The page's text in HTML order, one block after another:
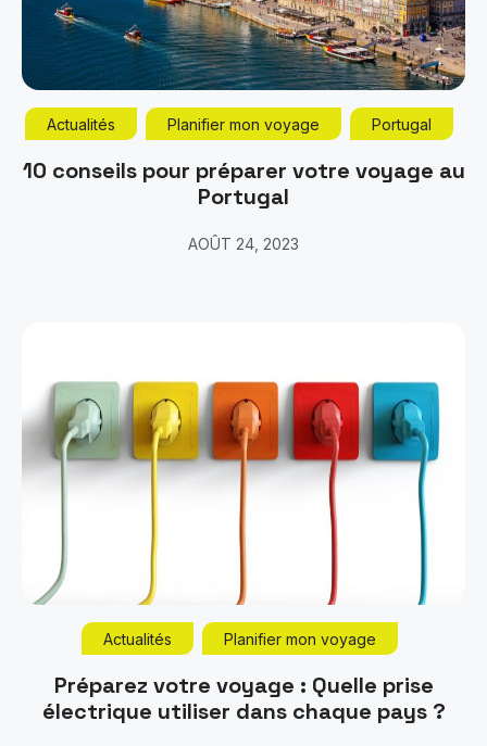
Actualités Planifier mon voyage Portugal
10 conseils pour préparer votre voyage au
Portugal
AOÛT 24, 2023
Actualités Planifier mon voyage
Préparez votre voyage : Quelle prise
électrique utiliser dans chaque pays ?